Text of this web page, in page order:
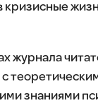
кризисные
журнала
знаниями